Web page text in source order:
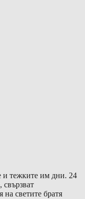
и тежките им дни. 24
светите братя